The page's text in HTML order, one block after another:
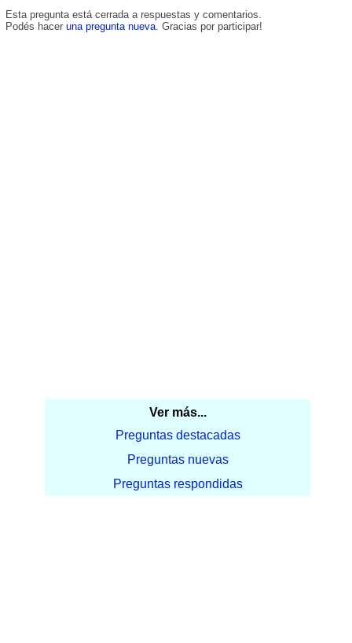
Esta pregunta está cerrada a respuestas y comentarios.
Podés hacer una pregunta nueva. Gracias por participar!
Ver más...
Preguntas destacadas
Preguntas nuevas
Preguntas respondidas